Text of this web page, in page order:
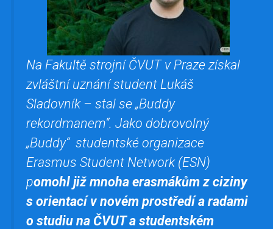
Na Fakultě strojní ČVUT v Praze získal
zvláštní uznání student Lukáš
Sladovník – stal se „Buddy
rekordmanem“. Jako dobrovolný
„Buddy“ studentské organizace
Erasmus Student Network (ESN)
pomohl již mnoha erasmákům z ciziny
s orientací v novém prostředí a radami
o studiu na ČVUT a studentském